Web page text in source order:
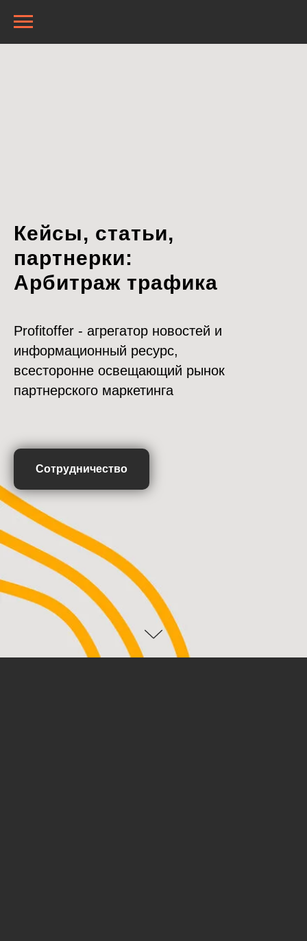
Кейсы, статьи,
партнерки:
Арбитраж трафика
Profitoffer - агрегатор новостей и
информационный ресурс,
всесторонне освещающий рынок
партнерского маркетинга
Сотрудничество